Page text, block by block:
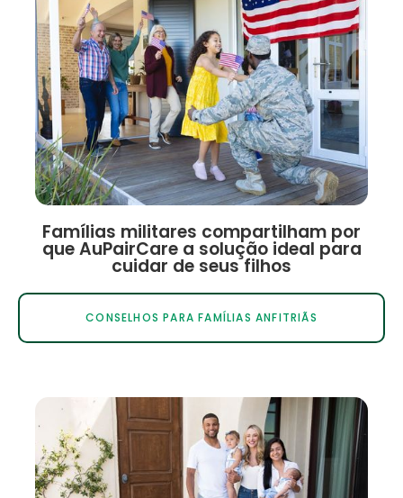
Famílias militares compartilham por
que AuPairCare a solução ideal para
cuidar de seus filhos
CONSELHOS PARA FAMÍLIAS ANFITRIÃS